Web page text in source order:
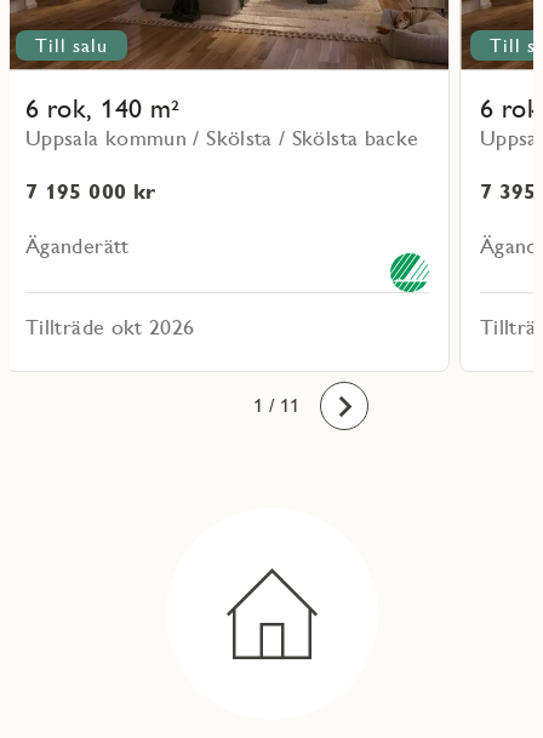
Till salu
6 rok, 140 m²
Uppsala kommun / Skölsta / Skölsta backe
7 195 000 kr
Äganderätt
Tillträde okt 2026
Till
6
7
1
2
3
4
5
6
7
8
9
10
11 / 11 Framåt